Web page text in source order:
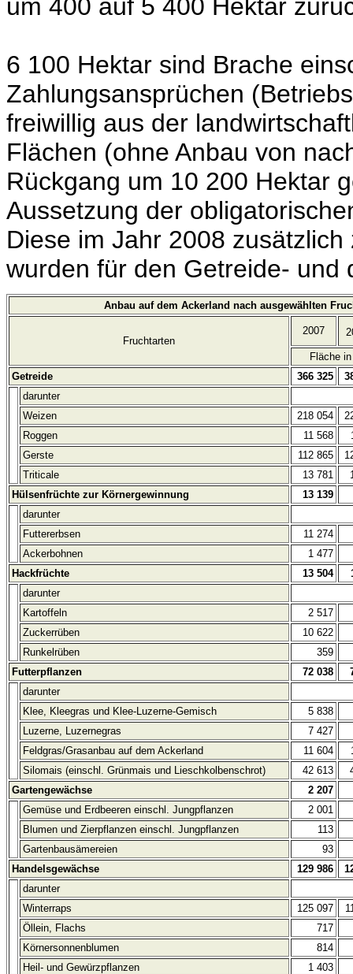
um 400 auf 5 400 Hektar
6 100 Hektar sind Brache
Zahlungsansprüchen
freiwillig aus der
Flächen (ohne Anbau von
Rückgang um 10 200 Hektar
Aussetzung der
Diese im Jahr 2008
wurden für den Getreide- und
Anbau auf dem Ackerland nach ausgewählten
Fruchtarten
2007
Fläche
Getreide
366 325
darunter
Weizen
218 054
Roggen
11 568
Gerste
112 865
Triticale
13 781
Hülsenfrüchte zur Körnergewinnung
13 139
darunter
Futtererbsen
11 274
Ackerbohnen
1 477
Hackfrüchte
13 504
darunter
Kartoffeln
2 517
Zuckerrüben
10 622
Runkelrüben
359
Futterpflanzen
72 038
darunter
Klee, Kleegras und Klee-Luzerne-Gemisch
5 838
Luzerne, Luzernegras
7 427
Feldgras/Grasanbau auf dem Ackerland
11 604
Silomais (einschl. Grünmais und Lieschkolbenschrot)
42 613
Gartengewächse
2 207
Gemüse und Erdbeeren einschl. Jungpflanzen
2 001
Blumen und Zierpflanzen einschl. Jungpflanzen
113
Gartenbausämereien
93
Handelsgewächse
129 986
darunter
Winterraps
125 097
Öllein, Flachs
717
Körnersonnenblumen
814
Heil- und Gewürzpflanzen
1 403